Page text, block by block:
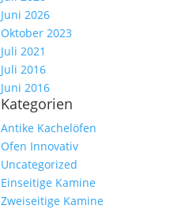
Juni 2026
Oktober 2023
Juli 2021
Juli 2016
Juni 2016
Kategorien
Antike Kachelöfen
Ofen Innovativ
Uncategorized
Einseitige Kamine
Zweiseitige Kamine